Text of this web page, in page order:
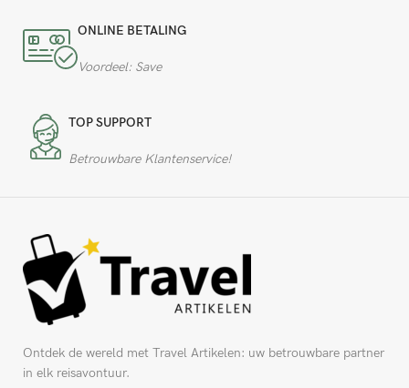
ONLINE BETALING
Voordeel: Save
TOP SUPPORT
Betrouwbare Klantenservice!
Ontdek de wereld met Travel Artikelen: uw betrouwbare partner
in elk reisavontuur.